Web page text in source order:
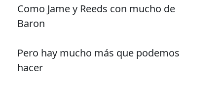
Como Jame y Reeds con mucho de
Baron
Pero hay mucho más que podemos
hacer